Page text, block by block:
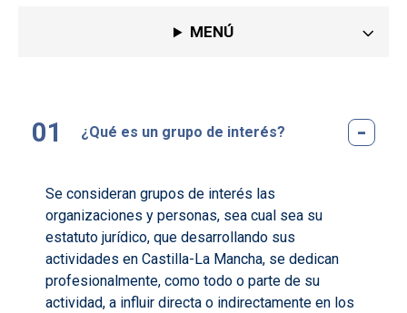
MENÚ
¿Qué es un grupo de interés?
Se consideran grupos de interés las
organizaciones y personas, sea cual sea su
estatuto jurídico, que desarrollando sus
actividades en Castilla-La Mancha, se dedican
profesionalmente, como todo o parte de su
actividad, a influir directa o indirectamente en los